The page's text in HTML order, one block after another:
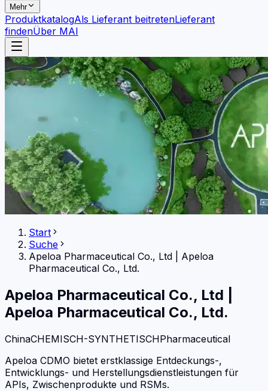
Mehr
ProduktkatalogAls Lieferant beitretenLieferant
findenÜber MAI
Start
Suche
Apeloa Pharmaceutical Co., Ltd
Apeloa
Pharmaceutical Co., Ltd.
Apeloa Pharmaceutical Co., Ltd
Apeloa Pharmaceutical Co., Ltd.
ChinaCHEMISCH-SYNTHETISCHPharmaceutical
Apeloa CDMO bietet erstklassige Entdeckungs-,
Entwicklungs- und Herstellungsdienstleistungen für
APIs, Zwischenprodukte und RSMs.